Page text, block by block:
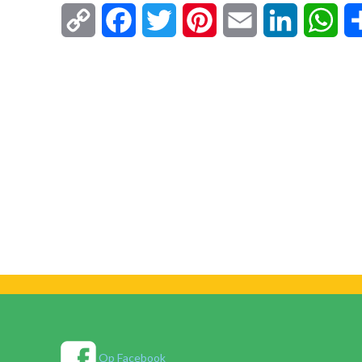
Copy FacebookTwitter Pinterest Email LinkedIn
Op Facebook